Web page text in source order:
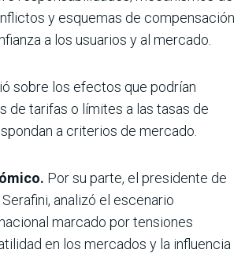
y esquemas de compensación
a los usuarios y al mercado.
sobre los efectos que podrían
de tarifas o límites a las tasas de
a criterios de mercado.
Por su parte, el presidente de
analizó el escenario
marcado por tensiones
en los mercados y la influencia